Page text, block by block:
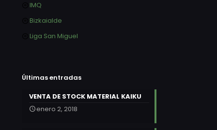
IMQ
Bizkaialde
Liga San Miguel
Últimas entradas
VENTA DE STOCK MATERIAL KAIKU
enero 2, 2018